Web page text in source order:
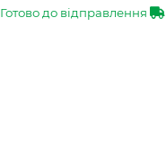
Готово до відправлення